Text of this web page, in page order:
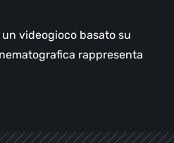
videogioco basato su
rappresenta